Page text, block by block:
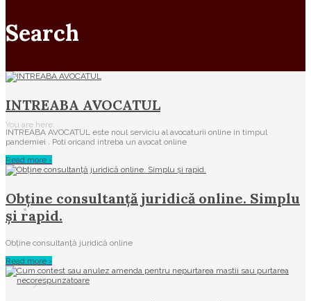
Search
You are here:
/
INTREABA AVOCATUL
INTREABA AVOCATUL este noul serviciu al avocaturii online in timpul
pandemiei . Poti oricand intreba un avocat online
Read more ›
Obține consultanță juridică online. Simplu
și rapid.
Obține consultanță juridică online
Read more ›